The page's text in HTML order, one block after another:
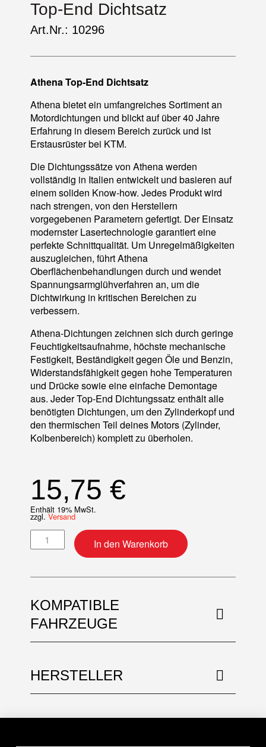
Top-End Dichtsatz
Art.Nr.: 10296
Athena Top-End Dichtsatz
Athena bietet ein umfangreiches Sortiment an
Motordichtungen und blickt auf über 40 Jahre
Erfahrung in diesem Bereich zurück und ist
Erstausrüster bei KTM.
Die Dichtungssätze von Athena werden
vollständig in Italien entwickelt und basieren auf
einem soliden Know-how. Jedes Produkt wird
nach strengen, von den Herstellern
vorgegebenen Parametern gefertigt. Der Einsatz
modernster Lasertechnologie garantiert eine
perfekte Schnittqualität. Um Unregelmäßigkeiten
auszugleichen, führt Athena
Oberflächenbehandlungen durch und wendet
Spannungsarmglühverfahren an, um die
Dichtwirkung in kritischen Bereichen zu
verbessern.
Athena-Dichtungen zeichnen sich durch geringe
Feuchtigkeitsaufnahme, höchste mechanische
Festigkeit, Beständigkeit gegen Öle und Benzin,
Widerstandsfähigkeit gegen hohe Temperaturen
und Drücke sowie eine einfache Demontage
aus. Jeder Top-End Dichtungssatz enthält alle
benötigten Dichtungen, um den Zylinderkopf und
den thermischen Teil deines Motors (Zylinder,
Kolbenbereich) komplett zu überholen.
15,75 €
Enthält 19% MwSt.
zzgl. Versand
Top-End Dichtsatz MengeIn den Warenkorb
KOMPATIBLE
FAHRZEUGE
HERSTELLER